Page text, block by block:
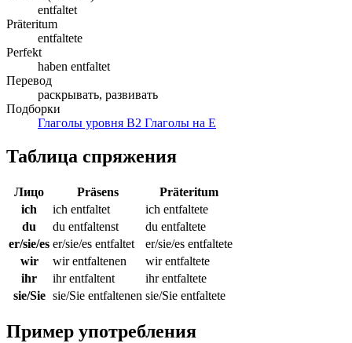
entfaltet
Präteritum
entfaltete
Perfekt
haben entfaltet
Перевод
раскрывать, развивать
Подборки
Глаголы уровня B2 Глаголы на E
Таблица спряжения
Лицо Präsens
Präteritum
ich
ich entfaltet
ich entfaltete
du
du entfaltenst
du entfaltete
er/sie/es er/sie/es entfaltet
er/sie/es entfaltete
wir
wir entfaltenen
wir entfaltete
ihr
ihr entfaltent
ihr entfaltete
sie/Sie sie/Sie entfaltenen sie/Sie entfaltete
Пример употребления